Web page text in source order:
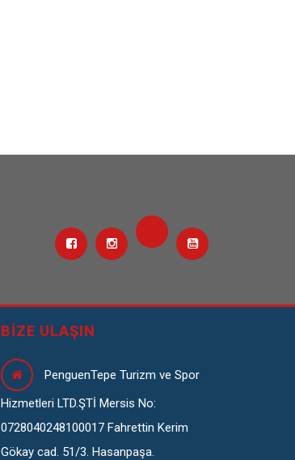
BIZE ULAŞIN
PenguenTepe Turizm ve Spor
Hizmetleri LTD.ŞTİ Mersis No:
0728040248100017 Fahrettin Kerim
Gökay cad. 51/3. Hasanpaşa.